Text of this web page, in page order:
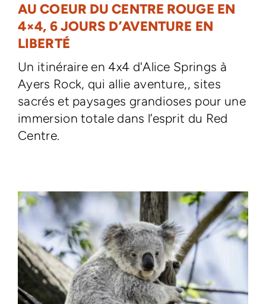
AU COEUR DU CENTRE ROUGE EN
4×4, 6 JOURS D’AVENTURE EN
LIBERTÉ
Un itinéraire en 4x4 d'Alice Springs à
Ayers Rock, qui allie aventure,, sites
sacrés et paysages grandioses pour une
immersion totale dans l’esprit du Red
Centre.